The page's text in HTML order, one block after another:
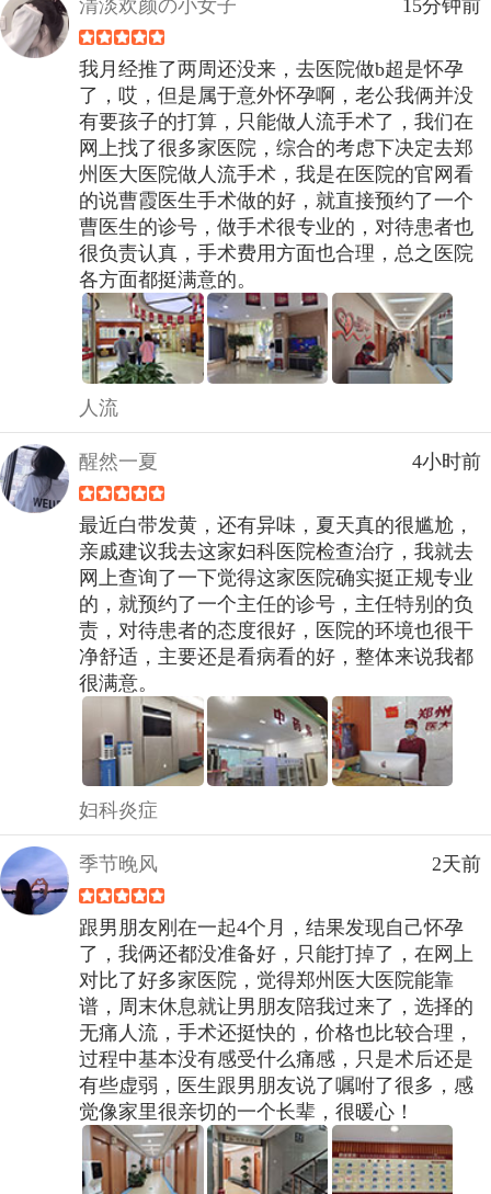
清淡欢颜の小女子 15分钟前
我月经推了两周还没来，去医院做b超是怀孕
了，哎，但是属于意外怀孕啊，老公我俩并没
有要孩子的打算，只能做人流手术了，我们在
网上找了很多家医院，综合的考虑下决定去郑
州医大医院做人流手术，我是在医院的官网看
的说曹霞医生手术做的好，就直接预约了一个
曹医生的诊号，做手术很专业的，对待患者也
很负责认真，手术费用方面也合理，总之医院
各方面都挺满意的。
人流
醒然一夏 4小时前
最近白带发黄，还有异味，夏天真的很尴尬，
亲戚建议我去这家妇科医院检查治疗，我就去
网上查询了一下觉得这家医院确实挺正规专业
的，就预约了一个主任的诊号，主任特别的负
责，对待患者的态度很好，医院的环境也很干
净舒适，主要还是看病看的好，整体来说我都
很满意。
妇科炎症
季节晚风 2天前
跟男朋友刚在一起4个月，结果发现自己怀孕
了，我俩还都没准备好，只能打掉了，在网上
对比了好多家医院，觉得郑州医大医院能靠
谱，周末休息就让男朋友陪我过来了，选择的
无痛人流，手术还挺快的，价格也比较合理，
过程中基本没有感受什么痛感，只是术后还是
有些虚弱，医生跟男朋友说了嘱咐了很多，感
觉像家里很亲切的一个长辈，很暖心！